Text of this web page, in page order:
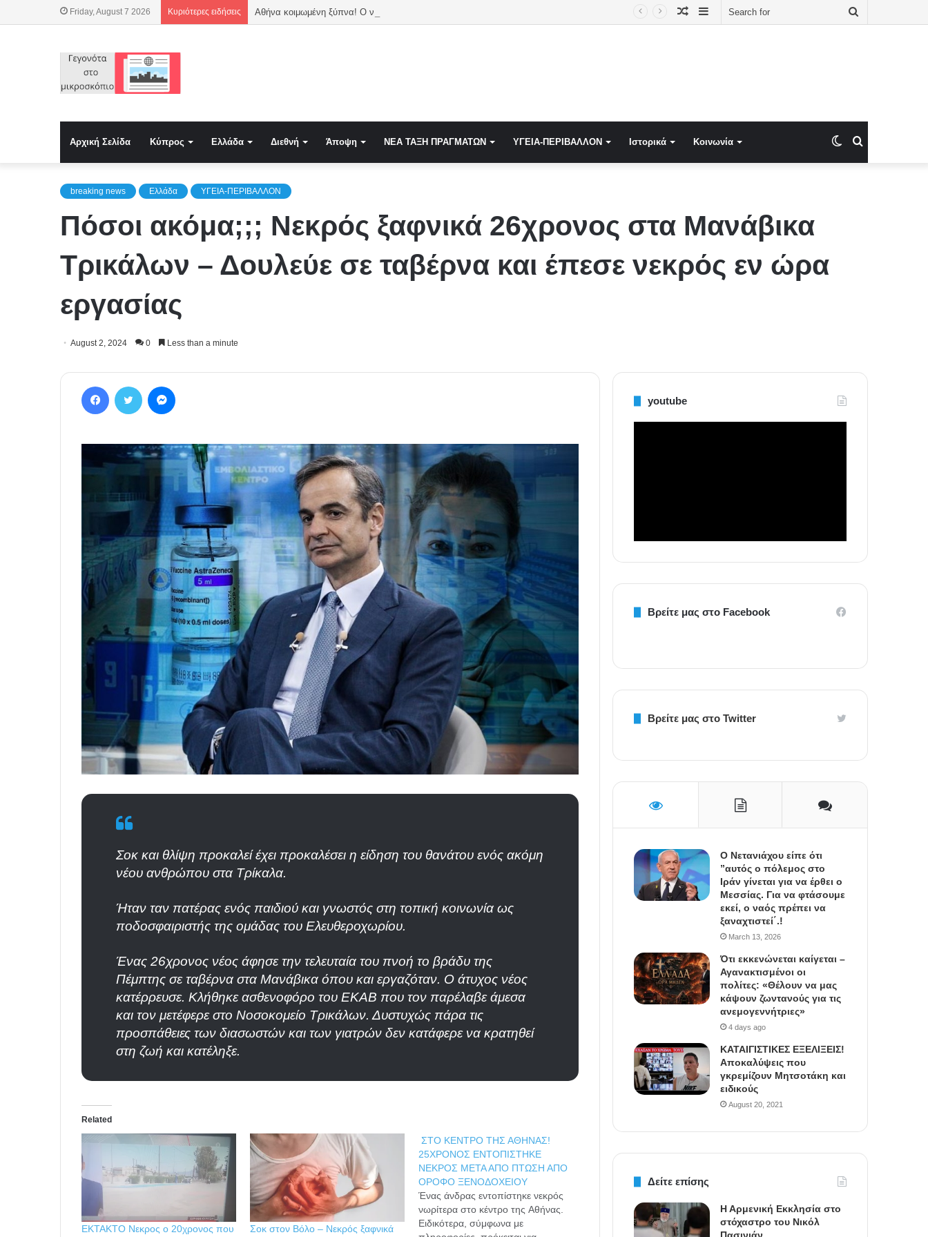
Friday, August 7 2026 Κυριότερες ειδήσεις Sidebar
Random
Αρχική Σελίδα Κύπρος Ελλάδα Διεθνή Άποψη NEA TAΞΗ ΠΡΑΓΜΑΤΩΝ ΥΓΕΙΑ-ΠΕΡΙΒΑΛΛΟΝ Ιστορικά Κοινωνία Switch
breaking news Ελλάδα ΥΓΕΙΑ-ΠΕΡΙΒΑΛΛΟΝ
Πόσοι ακόμα;;; Νεκρός ξαφνικά 26χρονος στα Μανάβικα
Τρικάλων – Δουλεύε σε ταβέρνα και έπεσε νεκρός εν ώρα
εργασίας
August 2, 2024 0 Less than a minute
Σοκ και θλίψη προκαλεί έχει προκαλέσει η είδηση του θανάτου ενός ακόμη
νέου ανθρώπου στα Τρίκαλα.
Ήταν ταν πατέρας ενός παιδιού και γνωστός στη τοπική κοινωνία ως
ποδοσφαιριστής της ομάδας του Ελευθεροχωρίου.
Ένας 26χρονος νέος άφησε την τελευταία του πνοή το βράδυ της
Πέμπτης σε ταβέρνα στα Μανάβικα όπου και εργαζόταν. Ο άτυχος νέος
κατέρρευσε. Κλήθηκε ασθενοφόρο του ΕΚΑΒ που τον παρέλαβε άμεσα
και τον μετέφερε στο Νοσοκομείο Τρικάλων. Δυστυχώς πάρα τις
προσπάθειες των διασωστών και των γιατρών δεν κατάφερε να κρατηθεί
στη ζωή και κατέληξε.
Related
ΕΚΤΑΚΤΟ Νεκρος ο 20χρονος που
Σοκ στον Βόλο – Νεκρός ξαφνικά
ΣΤΟ ΚΕΝΤΡΟ ΤΗΣ ΑΘΗΝΑΣ!
25ΧΡΟΝΟΣ ΕΝΤΟΠΙΣΤΗΚΕ
ΝΕΚΡΟΣ ΜΕΤΑ ΑΠΟ ΠΤΩΣΗ ΑΠΟ
ΟΡΟΦΟ ΞΕΝΟΔΟΧΕΙΟΥ
Ένας άνδρας εντοπίστηκε νεκρός
νωρίτερα στο κέντρο της Αθήνας.
Ειδικότερα, σύμφωνα με
youtube
Βρείτε μας στο Facebook
Βρείτε μας στο Twitter
Ο Νετανιάχου είπε ότι
”αυτός ο πόλεμος στο
Ιράν γίνεται για να έρθει ο
Μεσσίας. Για να φτάσουμε
εκεί, ο ναός πρέπει να
ξαναχτιστεί΄.!
March 13, 2026
Ότι εκκενώνεται καίγεται –
Αγανακτισμένοι οι
πολίτες: «Θέλουν να μας
κάψουν ζωντανούς για τις
ανεμογεννήτριες»
4 days ago
ΚΑΤΑΙΓΙΣΤΙΚΕΣ ΕΞΕΛΙΞΕΙΣ!
Αποκαλύψεις που
γκρεμίζουν Μητσοτάκη και
ειδικούς
August 20, 2021
Δείτε επίσης
Η Αρμενική Εκκλησία στο
στόχαστρο του Νικόλ